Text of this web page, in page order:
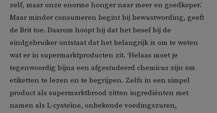
zelf, maar onze enorme honger naar meer en goedkoper.’
Maar minder consumeren begint bij bewustwording, geeft
de Brit toe. Daarom hoopt hij dat het besef bij de
eindgebruiker ontstaat dat het belangrijk is om te weten
wat er in supermarktproducten zit. ‘Helaas moet je
tegenwoordig bijna een afgestudeerd chemicus zijn om
etiketten te lezen en te begrijpen. Zelfs in een simpel
product als supermarktbrood zitten ingrediënten met
namen als L-cysteïne, onbekende voedingszuren,